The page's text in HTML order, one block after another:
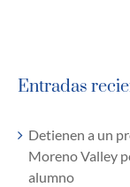
Entradas
Detienen a un
Moreno Valley
alumno